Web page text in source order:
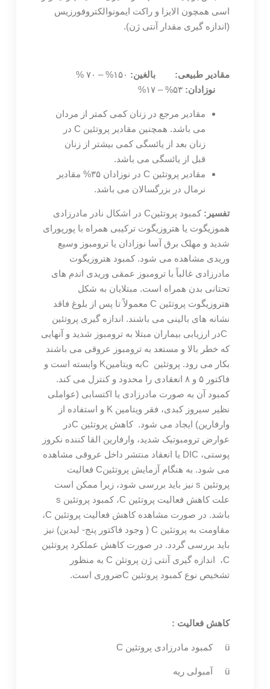
اسی همچون الایزا و راکت ایمونوالکتروفورزیس
(اندازه گیری مقدار آنتی ژن).
مقادیر طبیعی: بالغین:
۱۵۰% – ۷۰ %
نوزادان:
مقادیر مرجع در زنان کمی کمتر از مردان
می باشد. همچنین مقادیر پروتئین C در
زنان بعد از یائسگی کمی بیشتر از زنان
قبل از یائسگی می باشد.
مقادیر پروتئین C در نوزادان ۳۵% مقادیر
نرمال در بزرگسالان می باشد.
تفسیر:
کمبود پروتئینC در اشکال نادر مادرزادی
هموزیگوت یا هتروزیگوت ترکیبی همراه با پورپورای
شدید و مهلک برق آسا نوزادان یا ترومبوز وسیع
وریدی مشاهده می شود. کمبود هتروزیگوت
مادرزادی غالباً با ترومبوز عمقی وریدی اندم های
تحتانی بدن همراه است. مبتلایان به شکل
هتروزیگوت پروتئین C معمولاً تا پس از بلوغ فاقد
نشانه های بالینی می باشند. اندازه گیری پروتئین
Cدر ارزیابی بیماران مبتلا به ترومبوز شدید و آنهایی
که خطر بالا و مستعد به ترومبوز عروقی می باشند
بکار می رود. پروتئین Cبه ویتامینK وابسته است و
فاکتور ۵ و ۸ انعقادی را محدود و کنترل می کند.
کمبود آن به صورت مادرزادی یا اکتسابی (عواملی
نظیر سیروز کبدی، فقر ویتامین K و استفاده از
وارفارین) ایجاد می شود.
کاهش پروتئین Cدر
عوارض ترومبوتیک شدید، وارفارین القا کننده نکروز
پوستی، DIC یا انعقاد منتشر داخل عروقی مشاهده
می شود. به هنگام آزمایش پروتئینC فعالیت
پروتئین s نیز باید بررسی شود، زیرا ممکن است
علت کاهش فعالیت پروتئین C، کمبود پروتئین s
باشد. در صورت مشاهده کاهش فعالیت پروتئین C،
مقاومت به پروتئین C ( وجود فاکتور پنج- لیدین) نیز
باید بررسی گردد. در صورت کاهش عملکرد پروتئین
C، اندازه گیری آنتی ژن پروتئن C به منظور
تشخیص نوع کمبود پروتئین Cضروری است.
کاهش فعالیت :
ü کمبود مادرزادی پروتئین C
ü آمبولی ریه